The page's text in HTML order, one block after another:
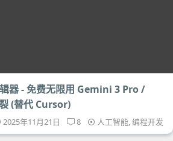
器 - 免费无限用 Gemini 3 Pro /
(替代 Cursor)
2025年11月21日 8 人工智能,编程开发